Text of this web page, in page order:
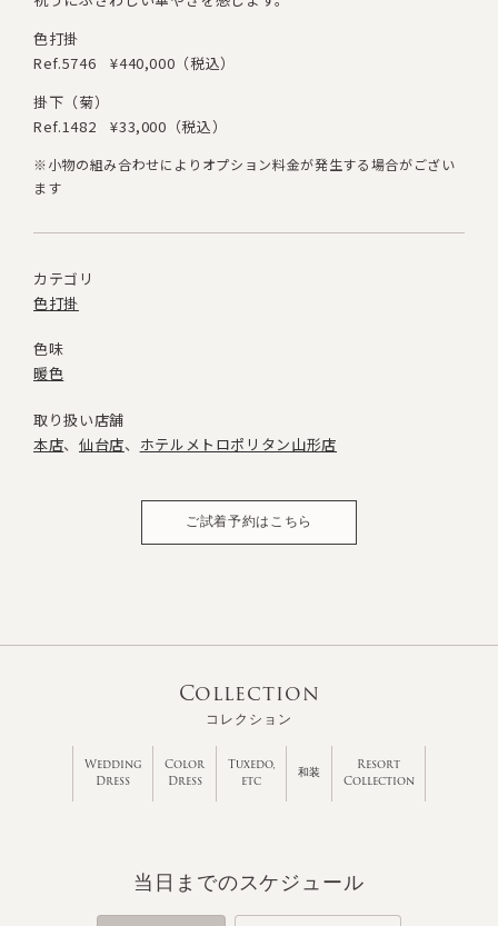
色打掛
Ref.5746
¥440,000（税込）
掛下（菊）
Ref.1482
¥33,000（税込）
※小物の組み合わせによりオプション料金が発生する場合がござい
ます
カテゴリ
色打掛
色味
暖色
取り扱い店舗
本店
仙台店 ホテルメトロポリタン山形店
ご試着予約はこちら
Collection
コレクション
Wedding
Dress
Color
Dress
Tuxedo,
etc
和装
Resort
Collection
当日までのスケジュール